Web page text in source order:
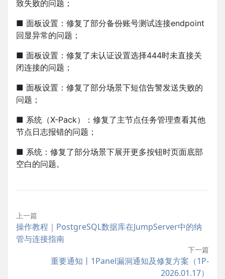
致失败的问题；
■ 面板设置：修复了部分备份账号测试连接endpoint
回显异常的问题；
■ 面板设置：修复了未认证设置选择444时未直接关
闭连接的问题；
■ 面板设置：修复了部分场景下短信告警发送失败的
问题；
■ 系统（X-Pack）：修复了主节点任务管理查看其他
节点日志报错的问题；
■ 系统：修复了部分场景下展开更多按钮时页面底部
空白的问题。
上一篇
操作教程｜PostgreSQL数据库在JumpServer中的纳
管与连接指南
下一篇
重要通知丨1Panel漏洞通知及修复方案（1P-
2026.01.17）